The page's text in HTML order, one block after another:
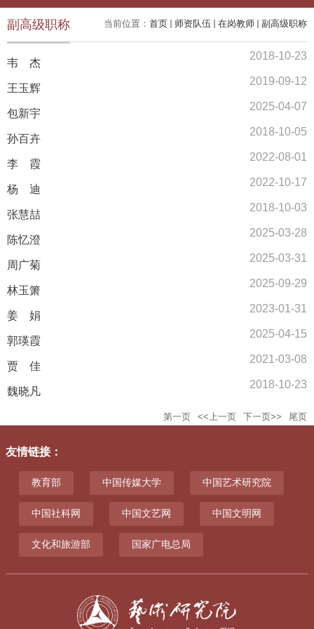
当前位置： 首页 师资队伍 在岗教师 副高级职称
副高级职称
韦 杰
2018-10-23
王玉辉
2019-09-12
包新宇
2025-04-07
孙百卉
2018-10-05
李 霞
2022-08-01
杨 迪
2022-10-17
张慧喆
2018-10-03
陈忆澄
2025-03-28
周广菊
2025-03-31
林玉箫
2025-09-29
姜 娟
2023-01-31
郭瑛霞
2025-04-15
贾 佳
2021-03-08
魏晓凡
2018-10-23
第一页 <<上一页 下一页>> 尾页
友情链接：
教育部 中国传媒大学 中国艺术研究院
中国社科网 中国文艺网 中国文明网
文化和旅游部 国家广电总局